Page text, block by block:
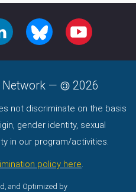
LINKEDIN BLUESKY YOUTUBE
Network — 2026
not discriminate on the basis
gender identity, sexual
in our program/activities.
policy here.
and Optimized by